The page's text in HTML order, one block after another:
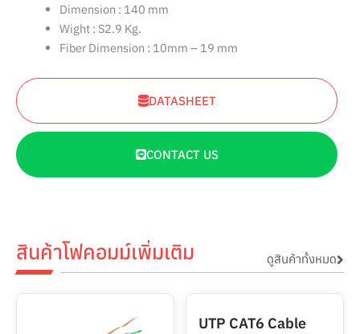
Dimension : 140 mm
Wight : S2.9 Kg.
Fiber Dimension : 10mm – 19 mm
DATASHEET
CONTACT US
สินค้าโฟคอมม์เพิ่มเติม ดูสินค้าทั้งหมด
UTP CAT6 Cable